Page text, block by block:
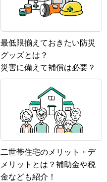
最低限揃えておきたい防災
グッズとは？
災害に備えて補償は必要？
二世帯住宅のメリット・デ
メリットとは？補助金や税
金なども紹介！